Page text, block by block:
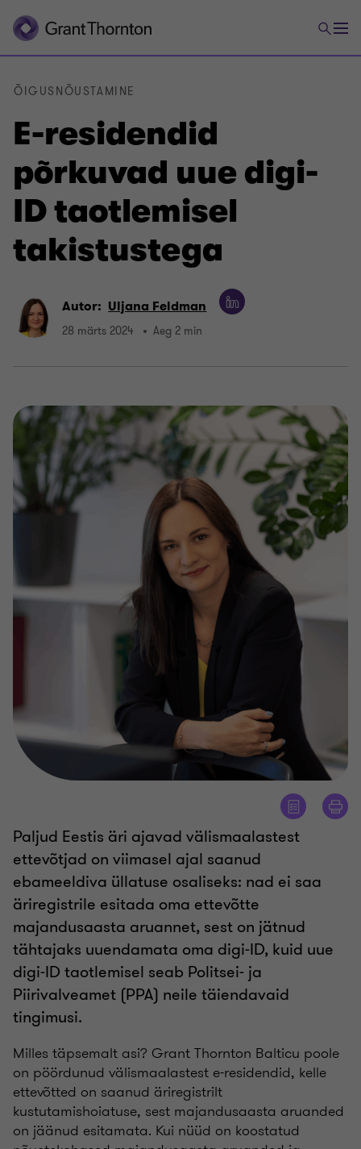
E-residendid
põrkuvad uue digi-
ID taotlemisel
takistustega
ÕIGUSNÕUSTAMINE
Autor: Uljana Feldman
28 märts 2024 Aeg 2 min
Paljud Eestis äri ajavad välismaalastest
ettevõtjad on viimasel ajal saanud
ebameeldiva üllatuse osaliseks: nad ei saa
äriregistrile esitada oma ettevõtte
majandusaasta aruannet, sest on jätnud
tähtajaks uuendamata oma digi-ID, kuid uue
digi-ID taotlemisel seab Politsei- ja
Piirivalveamet (PPA) neile täiendavaid
tingimusi.
Milles täpsemalt asi? Grant Thornton Balticu poole
on pöördunud välismaalastest e-residendid, kelle
ettevõtted on saanud äriregistrilt
kustutamishoiatuse, sest majandusaasta aruanded
on jäänud esitamata. Kui nüüd on koostatud